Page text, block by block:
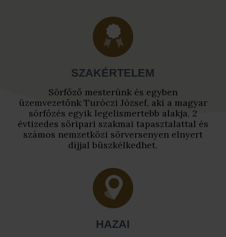
SZAKÉRTELEM
Sörfőző mesterünk és egyben
üzemvezetőnk Turóczi József, aki a magyar
sörfőzés egyik legelismertebb alakja. 2
évtizedes söripari szakmai tapasztalattal és
számos nemzetközi sörversenyen elnyert
díjjal büszkélkedhet.
HAZAI